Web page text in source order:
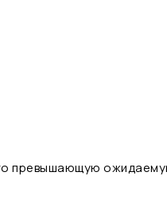
превышающую